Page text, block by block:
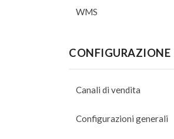
WMS
CONFIGURAZIONE
Canali di vendita
Configurazioni generali